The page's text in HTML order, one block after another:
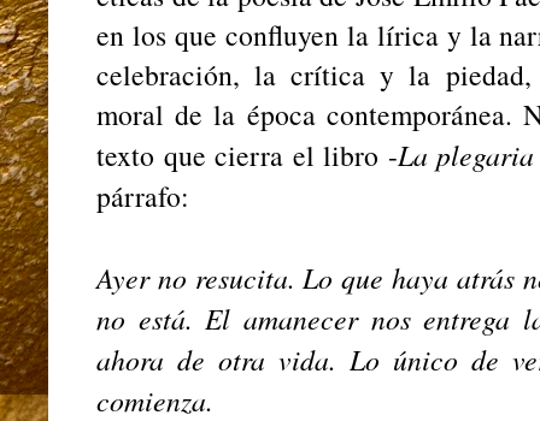
en los que confluyen la lírica y la
celebración, la crítica y la
moral de la época contemporánea.
texto que cierra el libro -La
párrafo:
Ayer no resucita. Lo que haya atrás
no está. El amanecer nos
ahora de otra vida. Lo único de
comienza.